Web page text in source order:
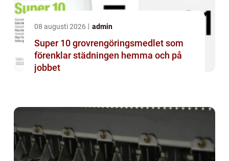
08 augusti 2026 admin
Super 10 grovrengöringsmedlet som
förenklar städningen hemma och på
jobbet